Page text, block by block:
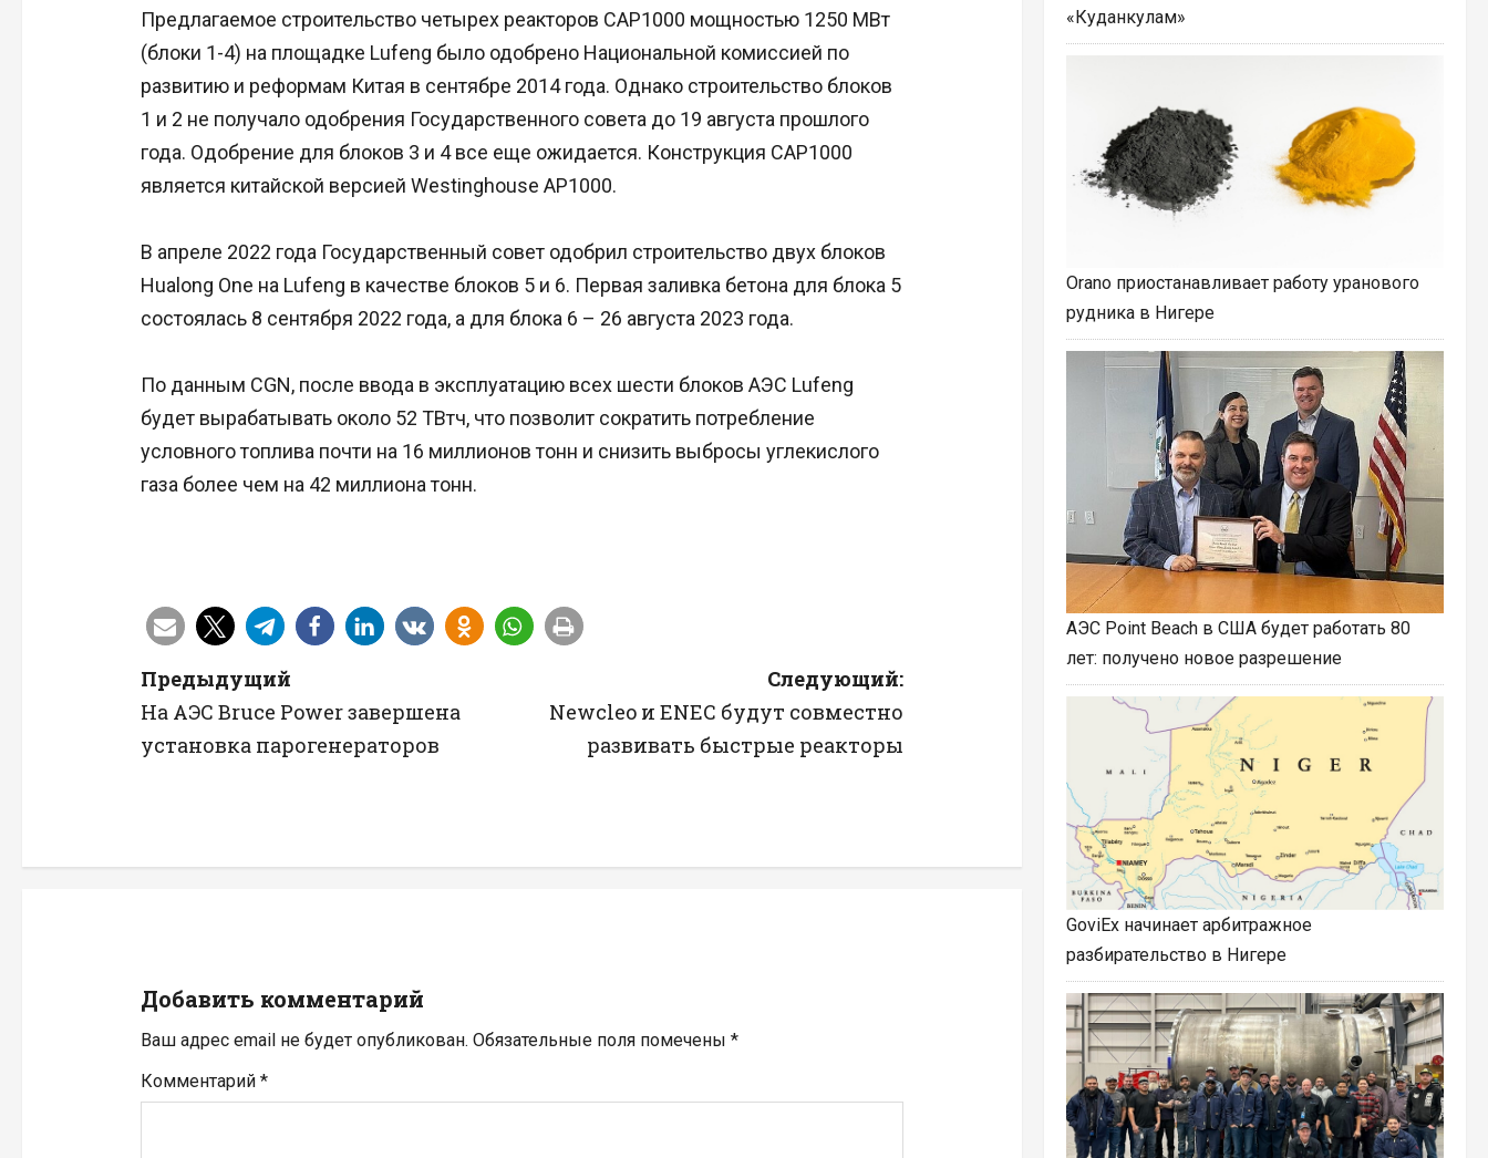
Предлагаемое строительство четырех реакторов CAP1000 мощностью 1250 МВт
(блоки 1-4) на площадке Lufeng было одобрено Национальной комиссией по
развитию и реформам Китая в сентябре 2014 года. Однако строительство блоков
1 и 2 не получало одобрения Государственного совета до 19 августа прошлого
года. Одобрение для блоков 3 и 4 все еще ожидается. Конструкция CAP1000
является китайской версией Westinghouse AP1000.
В апреле 2022 года Государственный совет одобрил строительство двух блоков
Hualong One на Lufeng в качестве блоков 5 и 6. Первая заливка бетона для блока 5
состоялась 8 сентября 2022 года, а для блока 6 – 26 августа 2023 года.
По данным CGN, после ввода в эксплуатацию всех шести блоков АЭС Lufeng
будет вырабатывать около 52 ТВтч, что позволит сократить потребление
условного топлива почти на 16 миллионов тонн и снизить выбросы углекислого
газа более чем на 42 миллиона тонн.
Н
а
г
и
я
п
Предыдущий
На АЭС Bruce Power завершена
установка парогенераторов
Следующий:
Newcleo и ENEC будут совместно
развивать быстрые реакторы
Добавить комментарий
Ваш адрес email не будет опубликован. Обязательные поля помечены *
Комментарий *
«Куданкулам»
Orano приостанавливает работу уранового
рудника в Нигере
АЭС Point Beach в США будет работать 80
лет: получено новое разрешение
GoviEx начинает арбитражное
разбирательство в Нигере